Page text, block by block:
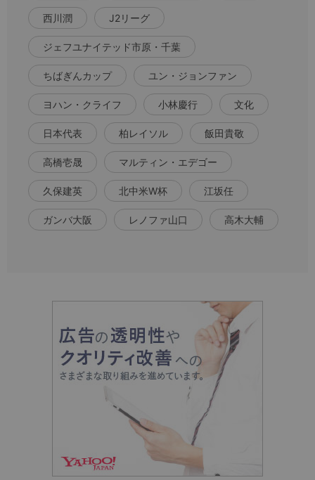
西川潤 J2リーグ
ジェフユナイテッド市原・千葉
ちばぎんカップ ユン・ジョンファン
ヨハン・クライフ 小林慶行 文化
日本代表 柏レイソル 飯田貴敬
高橋壱晟 マルティン・エデゴー
久保建英 北中米W杯 江坂任
ガンバ大阪 レノファ山口 高木大輔